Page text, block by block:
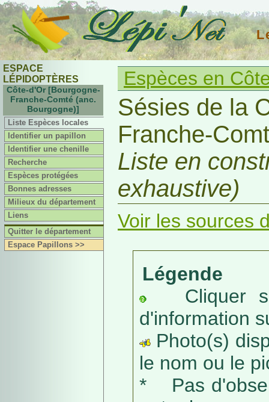
ESPACE
LÉPIDOPTÈRES
Côte-d'Or [Bourgogne-
Franche-Comté (anc.
Bourgogne)]
Liste Espèces locales
Identifier un papillon
Identifier une chenille
Recherche
Espèces protégées
Bonnes adresses
Milieux du département
Liens
Quitter le département
Espace Papillons >>
Espèces en
Sésies de la
Franche-
Liste en
exhaustive)
Voir les sources
Légende
Cliquer
d'information
Photo(s)
le nom ou le
* Pas